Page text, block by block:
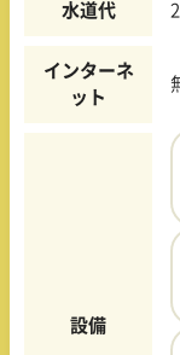
水道代
インターネ
ット
設備